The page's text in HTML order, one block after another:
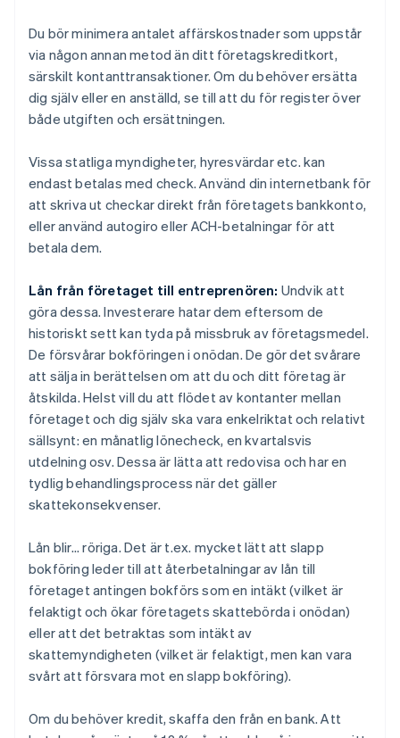
Du bör minimera antalet affärskostnader som uppstår
via någon annan metod än ditt företagskreditkort,
särskilt kontanttransaktioner. Om du behöver ersätta
dig själv eller en anställd, se till att du för register över
både utgiften och ersättningen.
Vissa statliga myndigheter, hyresvärdar etc. kan
endast betalas med check. Använd din internetbank för
att skriva ut checkar direkt från företagets bankkonto,
eller använd autogiro eller ACH-betalningar för att
betala dem.
Lån från företaget till entreprenören: Undvik att
göra dessa. Investerare hatar dem eftersom de
historiskt sett kan tyda på missbruk av företagsmedel.
De försvårar bokföringen i onödan. De gör det svårare
att sälja in berättelsen om att du och ditt företag är
åtskilda. Helst vill du att flödet av kontanter mellan
företaget och dig själv ska vara enkelriktat och relativt
sällsynt: en månatlig lönecheck, en kvartalsvis
utdelning osv. Dessa är lätta att redovisa och har en
tydlig behandlingsprocess när det gäller
skattekonsekvenser.
Lån blir... röriga. Det är t.ex. mycket lätt att slapp
bokföring leder till att återbetalningar av lån till
företaget antingen bokförs som en intäkt (vilket är
felaktigt och ökar företagets skattebörda i onödan)
eller att det betraktas som intäkt av
skattemyndigheten (vilket är felaktigt, men kan vara
svårt att försvara mot en slapp bokföring).
Om du behöver kredit, skaffa den från en bank. Att